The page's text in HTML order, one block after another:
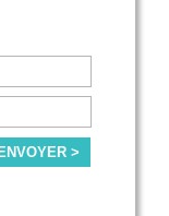
ENVOYER >